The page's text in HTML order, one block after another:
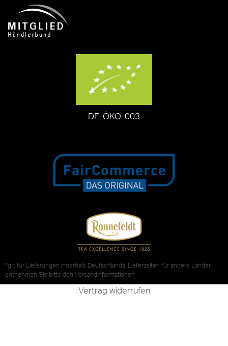
DE-ÖKO-003
*gilt für Lieferungen innerhalb Deutschlands, Lieferzeiten für andere Länder
entnehmen Sie bitte den Versandinformationen
Vertrag widerrufen